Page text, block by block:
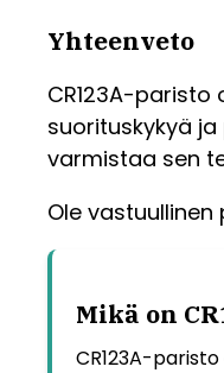
Yhteenveto
CR123A-
suorituskykyä
varmistaa sen
Ole
Mikä on
CR123A-